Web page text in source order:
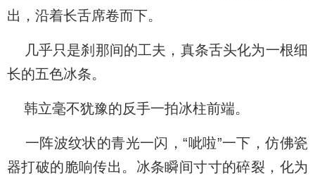
出，沿着长舌席卷而下。
几乎只是刹那间的工夫，真条舌头化为一根细
长的五色冰条。
韩立毫不犹豫的反手一拍冰柱前端。
一阵波纹状的青光一闪，“呲啦”一下，仿佛瓷
器打破的脆响传出。冰条瞬间寸寸的碎裂，化为